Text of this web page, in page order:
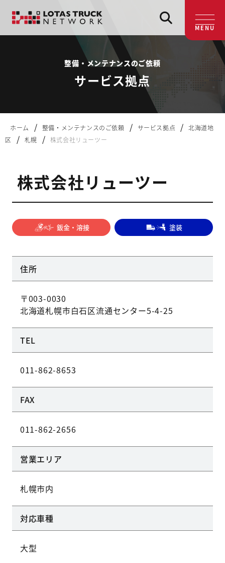
MENU
整備・メンテナンスのご依頼
サービス拠点
ホーム / 整備・メンテナンスのご依頼 / サービス拠点 /
北海道地
区
/ 札幌 / 株式会社リューツー
株式会社リューツー
鈑金・溶接 塗装
住所
〒003-0030
北海道札幌市白石区流通センター5-4-25
TEL
011-862-8653
FAX
011-862-2656
営業エリア
札幌市内
対応車種
大型